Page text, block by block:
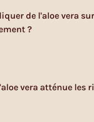
de l'aloe vera
?
vera atténue les